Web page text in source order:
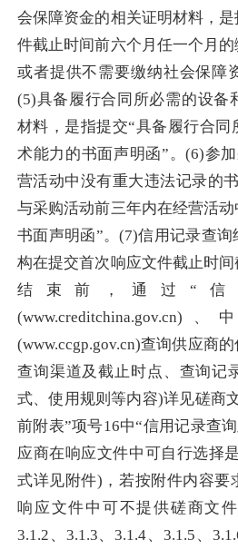
会保障资金的相关证明材料，
件截止时间前六个月任一个月的
或者提供不需要缴纳社会保障
(5)具备履行合同所必需的设备
材料，是指提交“具备履行合同
术能力的书面声明函”。(6)参
营活动中没有重大违法记录的
与采购活动前三年内在经营活
书面声明函”。(7)信用记录查
构在提交首次响应文件截止时
结束前，通过“
(www.ccgp.gov.cn)查询供应商
查询渠道及截止时点、查询记
式、使用规则等内容)详见磋商
前附表”项号16中“信用记录查
应商在响应文件中可自行选择
式详见附件)，若按附件内容要
响应文件中可不提供磋商文件
3.1.2、3.1.3、3.1.4、3.1.5、